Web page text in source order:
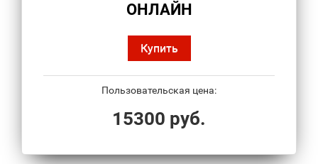
ОНЛАЙН
Купить
Пользовательская цена:
15300 руб.